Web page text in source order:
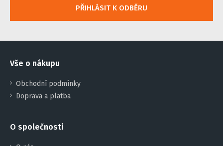
PŘIHLÁSIT K ODBĚRU
Vše o nákupu
Obchodní podmínky
Doprava a platba
O společnosti